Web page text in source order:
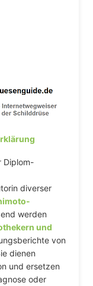
Diplom-
diverser
werden
und
von
dienen
und ersetzen
oder